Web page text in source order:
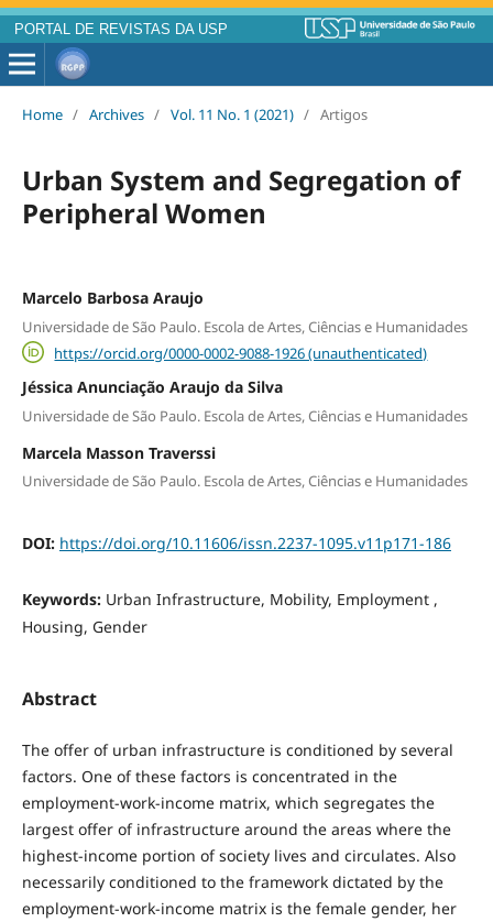
PORTAL DE REVISTAS DA USP
Home / Archives / Vol. 11 No. 1 (2021) / Artigos
Urban System and Segregation of
Peripheral Women
Marcelo Barbosa Araujo
Universidade de São Paulo. Escola de Artes, Ciências e Humanidades
https://orcid.org/0000-0002-9088-1926 (unauthenticated)
Jéssica Anunciação Araujo da Silva
Universidade de São Paulo. Escola de Artes, Ciências e Humanidades
Marcela Masson Traverssi
Universidade de São Paulo. Escola de Artes, Ciências e Humanidades
DOI: https://doi.org/10.11606/issn.2237-1095.v11p171-186
Keywords: Urban Infrastructure, Mobility, Employment ,
Housing, Gender
Abstract
The offer of urban infrastructure is conditioned by several
factors. One of these factors is concentrated in the
employment-work-income matrix, which segregates the
largest offer of infrastructure around the areas where the
highest-income portion of society lives and circulates. Also
necessarily conditioned to the framework dictated by the
employment-work-income matrix is the female gender, her